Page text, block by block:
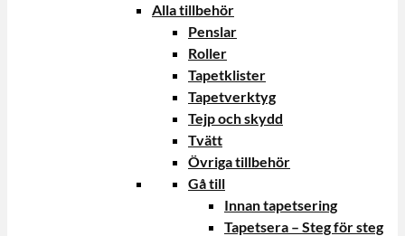
Alla tillbehör
Penslar
Roller
Tapetklister
Tapetverktyg
Tejp och skydd
Tvätt
Övriga tillbehör
Gå till
Innan tapetsering
Tapetsera – Steg för steg